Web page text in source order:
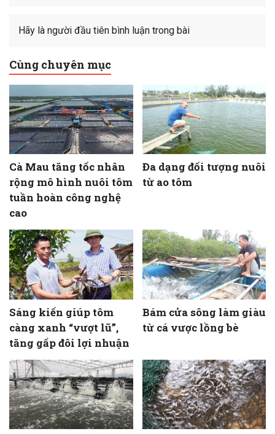
Hãy là người đầu tiên bình luận trong bài
Cùng chuyên mục
Cà Mau tăng tốc nhân
rộng mô hình nuôi tôm
tuần hoàn công nghệ
cao
Đa dạng đối tượng nuôi
từ ao tôm
Sáng kiến giúp tôm
càng xanh “vượt lũ”,
tăng gấp đôi lợi nhuận
Bám cửa sông làm giàu
từ cá vược lồng bè